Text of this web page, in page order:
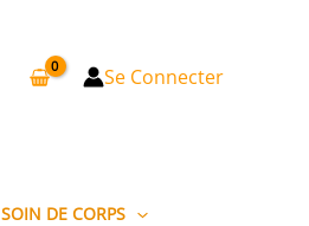
Se Connecter
SOIN DE CORPS